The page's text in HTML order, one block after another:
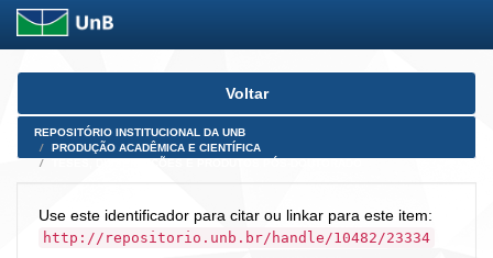
Skip
Voltar
REPOSITÓRIO INSTITUCIONAL DA UNB
PRODUÇÃO ACADÊMICA E CIENTÍFICA
Use este identificador para citar ou linkar para este item:
http://repositorio.unb.br/handle/10482/23334